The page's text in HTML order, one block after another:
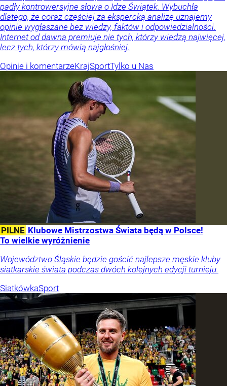
padły kontrowersyjne słowa o Idze Świątek. Wybuchła
dlatego, że coraz częściej za ekspercką analizę uznajemy
opinie wygłaszane bez wiedzy, faktów i odpowiedzialności.
Internet od dawna premiuje nie tych, którzy wiedzą najwięcej,
lecz tych, którzy mówią najgłośniej.
Opinie i komentarzeKrajSportTylko u Nas
PILNE Klubowe Mistrzostwa Świata będą w Polsce!
To wielkie wyróżnienie
Województwo Śląskie będzie gościć najlepsze męskie kluby
siatkarskie świata podczas dwóch kolejnych edycji turnieju.
SiatkówkaSport